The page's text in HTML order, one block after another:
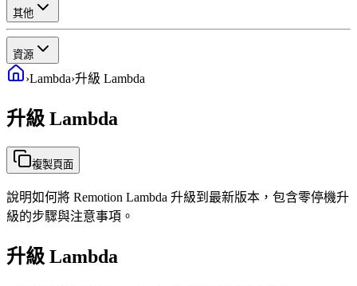
其他
資源
›Lambda›升級 Lambda
升級 Lambda
複製頁面
說明如何將 Remotion Lambda 升級到最新版本，包含零停機升
級的步驟與注意事項。
升級 Lambda